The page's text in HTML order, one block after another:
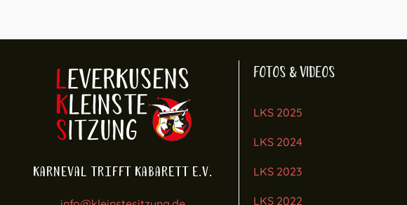
Karneval trifft Kabarett e.V.
FOTOS & VIDEOS
LKS 2025
LKS 2024
LKS 2023
LKS 2022